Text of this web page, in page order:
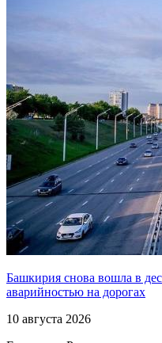
Башкирия снова вошла в
аварийностью на дорогах
10 августа 2026